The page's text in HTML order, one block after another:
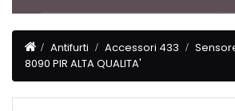
Antifurti Accessori 433
8090 PIR ALTA QUALITA'